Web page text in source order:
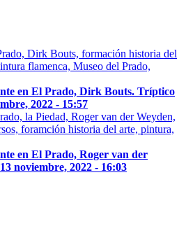
en El Prado, Dirk Bouts. Tríptico
2022 - 15:57
en El Prado, Roger van der
13 noviembre, 2022 - 16:03